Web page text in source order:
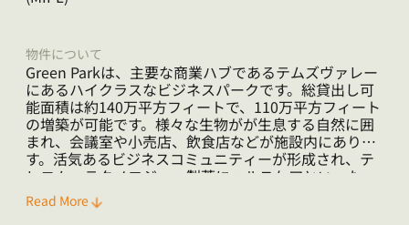
物件について
Green Parkは、主要な商業ハブであるテムズヴァレー
にあるハイクラスなビジネスパークです。総貸出し可
能面積は約140万平方フィートで、110万平方フィート
の増築が可能です。様々な生物がが生息する自然に囲
まれ、会議室や小売店、飲食店などが施設内にありま
す。活気あるビジネスコミュニティーが形成され、テ
レコム、テクノロジー、製薬にヘルスケアといった
様々なグローバル企業のオフィスがあります。 M4高速
道路の北側にある便利な立地で、ロンドン中心部やヒ
Read More